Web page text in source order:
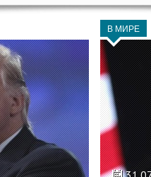
В МИРЕ